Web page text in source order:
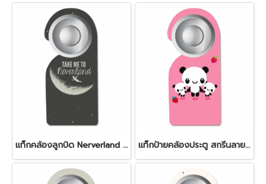
แท็กคล้องลูกบิด Nerverland door tag แท็กป้ายคล้องประตู สกรีนลาย Panda สุดน่ารัก